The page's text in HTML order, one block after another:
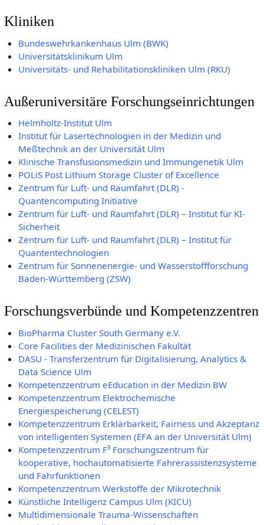
Kliniken
Bundeswehrkankenhaus Ulm (BWK)
Universitätsklinikum Ulm
Universitäts- und Rehabilitationskliniken Ulm (RKU)
Außeruniversitäre Forschungseinrichtungen
Helmholtz-Institut Ulm
Institut für Lasertechnologien in der Medizin und
Meßtechnik an der Universität Ulm
Klinische Transfusionsmedizin und Immungenetik Ulm
POLiS Post Lithium Storage Cluster of Excellence
Zentrum für Luft- und Raumfahrt (DLR) -
Quantencomputing Initiative
Zentrum für Luft- und Raumfahrt (DLR) – Institut für KI-
Sicherheit
Zentrum für Luft- und Raumfahrt (DLR) – Institut für
Quantentechnologien
Zentrum für Sonnenenergie- und Wasserstoffforschung
Baden-Württemberg (ZSW)
Forschungsverbünde und Kompetenzzentren
BioPharma Cluster South Germany e.V.
Core Facilities der Medizinischen Fakultät
DASU - Transferzentrum für Digitalisierung, Analytics &
Data Science Ulm
Kompetenzzentrum eEducation in der Medizin BW
Kompetenzzentrum Elektrochemische
Energiespeicherung (CELEST)
Kompetenzzentrum Erklärbarkeit, Fairness und Akzeptanz
von intelligenten Systemen (EFA an der Universität Ulm)
Kompetenzzentrum F³ Forschungszentrum für
kooperative, hochautomatisierte Fahrerassistenzsysteme
und Fahrfunktionen
Kompetenzzentrum Werkstoffe der Mikrotechnik
Künstliche Intelligenz Campus Ulm (KICU)
Multidimensionale Trauma-Wissenschaften